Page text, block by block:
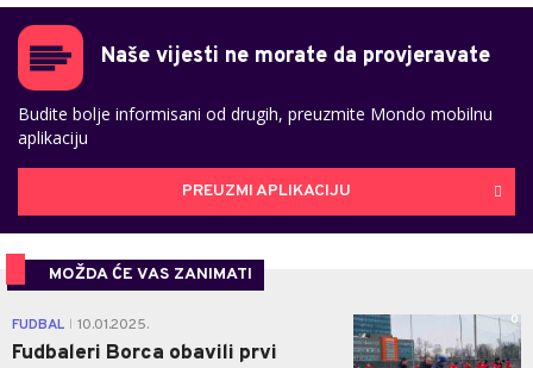
Naše vijesti ne morate da provjeravate
Budite bolje informisani od drugih, preuzmite Mondo mobilnu
aplikaciju
PREUZMI APLIKACIJU
MOŽDA ĆE VAS ZANIMATI
FUDBAL 10.01.2025.
Fudbaleri Borca obavili prvi
0